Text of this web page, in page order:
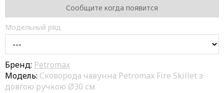
Сообщите когда появится
Модельный ряд
Бренд: Petromax
Модель: Сковорода чавунна Petromax Fire Skillet з
довгою ручкою Ø30 см